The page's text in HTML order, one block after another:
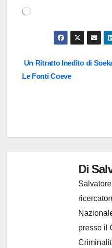
Caricamento
Navigazione
Un Ritratto Inedito di
Le Fonti Coeve
Di
presso il